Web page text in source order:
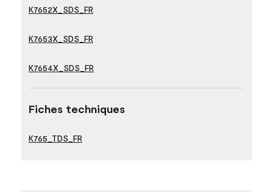
K7652X_SDS_FR
K7653X_SDS_FR
K7654X_SDS_FR
Fiches techniques
K765_TDS_FR